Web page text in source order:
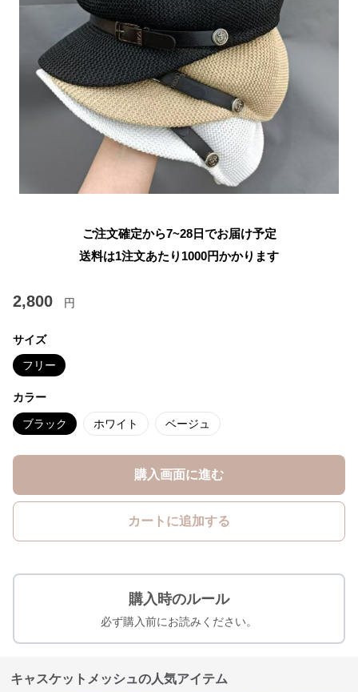
ご注文確定から7~28日でお届け予定
送料は1注文あたり 1000円かかります
2,800 円
サイズ
フリー
カラー
ブラック ホワイト ベージュ
購入画面に進む
カートに追加する
購入時のルール
必ず購入前にお読みください。
キャスケットメッシュの人気アイテム